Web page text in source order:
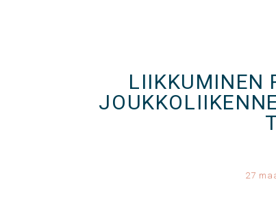
LIIKKUMINEN
27